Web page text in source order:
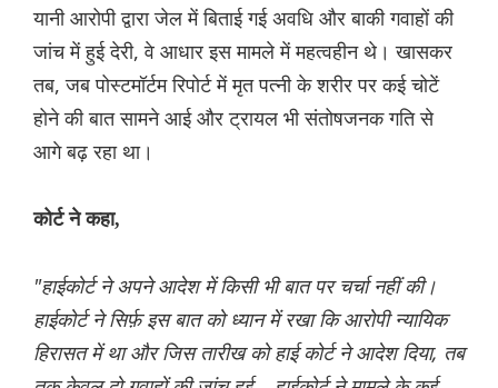
यानी आरोपी द्वारा जेल में बिताई गई अवधि और बाकी गवाहों की
जांच में हुई देरी, वे आधार इस मामले में महत्वहीन थे। खासकर
तब, जब पोस्टमॉर्टम रिपोर्ट में मृत पत्नी के शरीर पर कई चोटें
होने की बात सामने आई और ट्रायल भी संतोषजनक गति से
आगे बढ़ रहा था।
कोर्ट ने कहा,
"हाईकोर्ट ने अपने आदेश में किसी भी बात पर चर्चा नहीं की।
हाईकोर्ट ने सिर्फ़ इस बात को ध्यान में रखा कि आरोपी न्यायिक
हिरासत में था और जिस तारीख को हाई कोर्ट ने आदेश दिया, तब